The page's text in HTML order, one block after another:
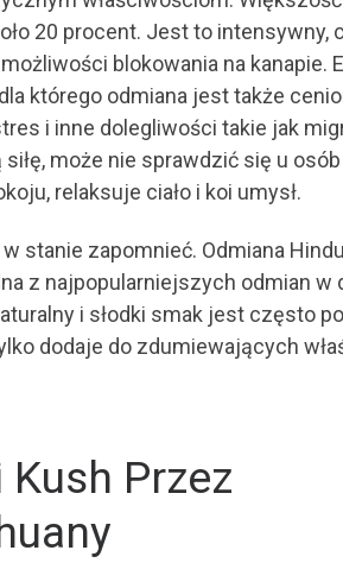
20 procent. Jest to intensywny,
blokowania na kanapie.
którego odmiana jest także
i inne dolegliwości takie jak
może nie sprawdzić się u osób
relaksuje ciało i koi umysł.
stanie zapomnieć. Odmiana
z najpopularniejszych odmian
i słodki smak jest często
dodaje do zdumiewających
Przez